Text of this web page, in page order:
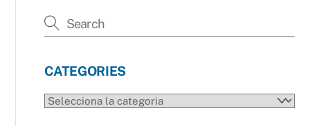
CATEGORIES
CATEGORIES